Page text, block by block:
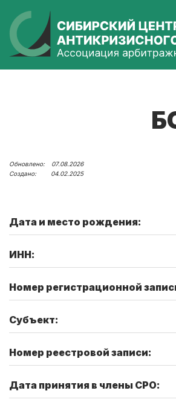
07.08.2026
04.02.2025
Дата и место рождения:
ИНН:
Номер регистрационной
Субъект:
Номер реестровой записи:
Дата принятия в члены СРО: